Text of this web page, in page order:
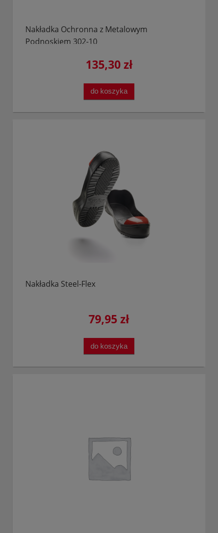
Nakładka Ochronna z Metalowym
Podnoskiem 302-10
135,30 zł
do koszyka
Nakładka Steel-Flex
79,95 zł
do koszyka